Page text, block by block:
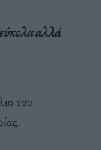
αλλά
του